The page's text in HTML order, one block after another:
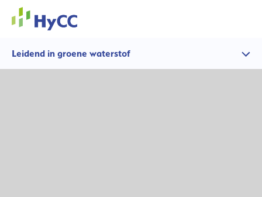
Leidend in groene waterstof